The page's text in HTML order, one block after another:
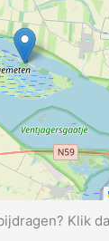
Klik